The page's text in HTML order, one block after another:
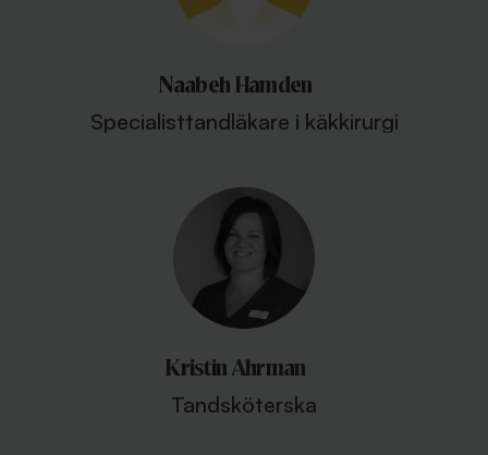
Naabeh Hamden
Specialisttandläkare i käkkirurgi
Kristin Ahrman
Tandsköterska